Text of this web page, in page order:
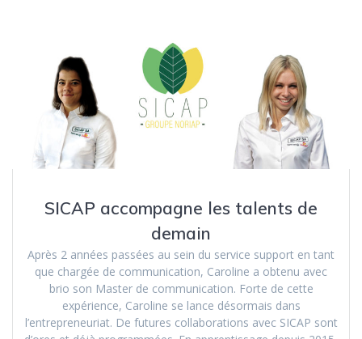
SICAP accompagne les talents de
demain
Après 2 années passées au sein du service support en tant
que chargée de communication, Caroline a obtenu avec
brio son Master de communication. Forte de cette
expérience, Caroline se lance désormais dans
l’entrepreneuriat. De futures collaborations avec SICAP sont